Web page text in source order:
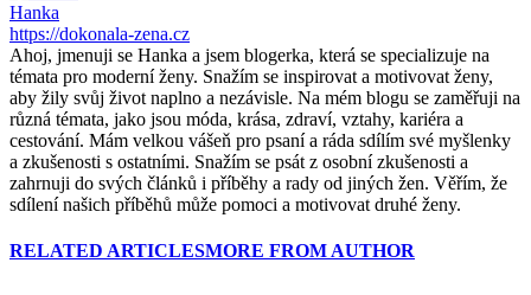
Hanka
https://dokonala-zena.cz
Ahoj, jmenuji se Hanka a jsem blogerka, která se specializuje na
témata pro moderní ženy. Snažím se inspirovat a motivovat ženy,
aby žily svůj život naplno a nezávisle. Na mém blogu se zaměřuji na
různá témata, jako jsou móda, krása, zdraví, vztahy, kariéra a
cestování. Mám velkou vášeň pro psaní a ráda sdílím své myšlenky
a zkušenosti s ostatními. Snažím se psát z osobní zkušenosti a
zahrnuji do svých článků i příběhy a rady od jiných žen. Věřím, že
sdílení našich příběhů může pomoci a motivovat druhé ženy.
RELATED ARTICLESMORE FROM AUTHOR